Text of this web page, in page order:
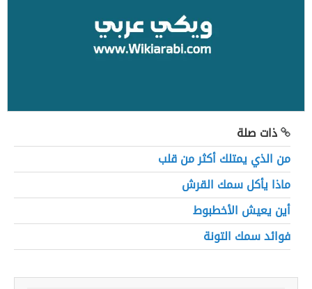
ذات صلة
من الذي يمتلك أكثر من قلب
ماذا يأكل سمك القرش
أين يعيش الأخطبوط
فوائد سمك التونة